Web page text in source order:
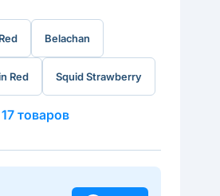
Belachan
Red Squid Strawberry
товаров